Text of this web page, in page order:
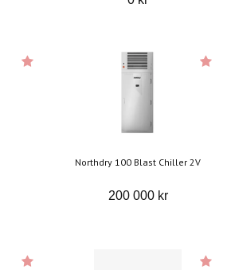
Northdry 100 Blast Chiller 2V
200 000 kr